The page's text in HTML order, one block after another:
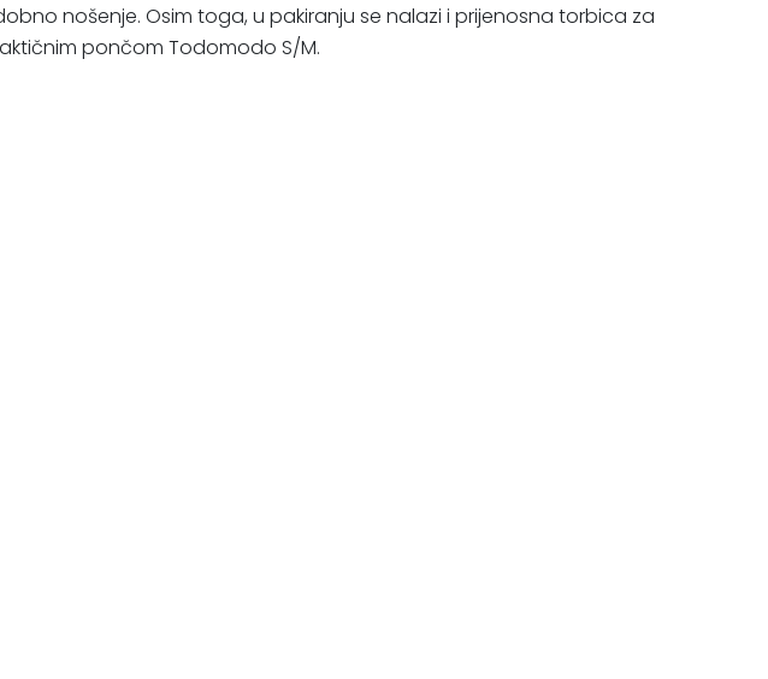
nošenje. Osim toga, u pakiranju se nalazi i prijenosna torbica za
pončom Todomodo S/M.